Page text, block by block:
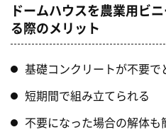
ドームハウスを農業用ビ
る際のメリット
基礎コンクリートが不要
短期間で組み立てられる
不要になった場合の解体も